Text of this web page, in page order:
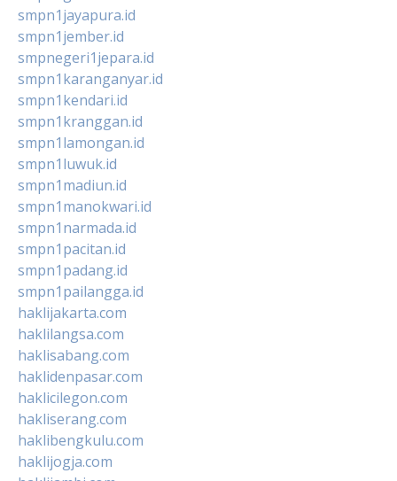
smpn1jayapura.id
smpn1jember.id
smpnegeri1jepara.id
smpn1karanganyar.id
smpn1kendari.id
smpn1kranggan.id
smpn1lamongan.id
smpn1luwuk.id
smpn1madiun.id
smpn1manokwari.id
smpn1narmada.id
smpn1pacitan.id
smpn1padang.id
smpn1pailangga.id
haklijakarta.com
haklilangsa.com
haklisabang.com
haklidenpasar.com
haklicilegon.com
hakliserang.com
haklibengkulu.com
haklijogja.com